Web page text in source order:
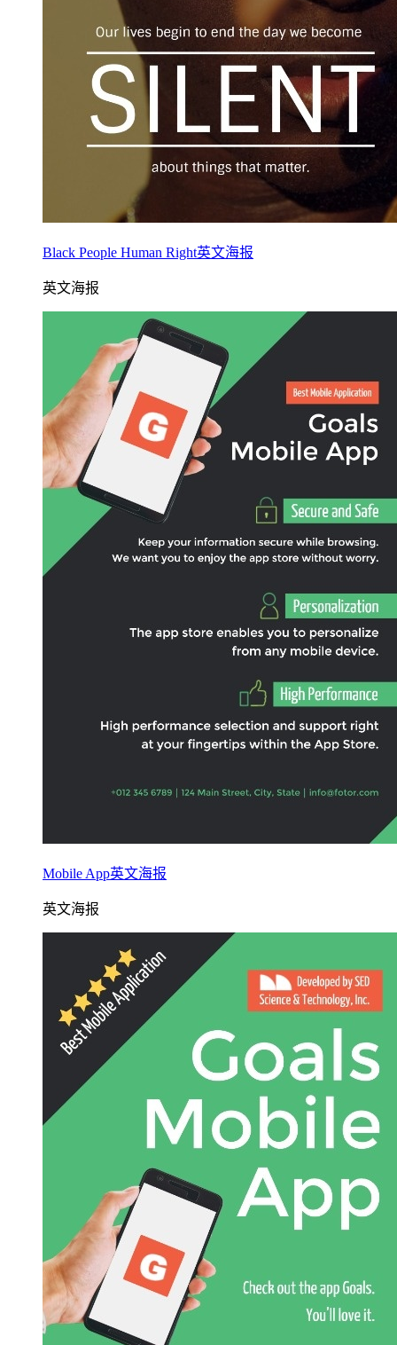
Black People Human Right英文海报
英文海报
Mobile App英文海报
英文海报